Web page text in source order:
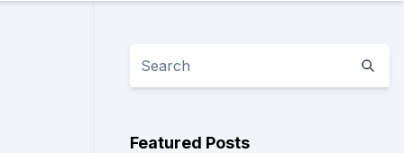
Featured Posts